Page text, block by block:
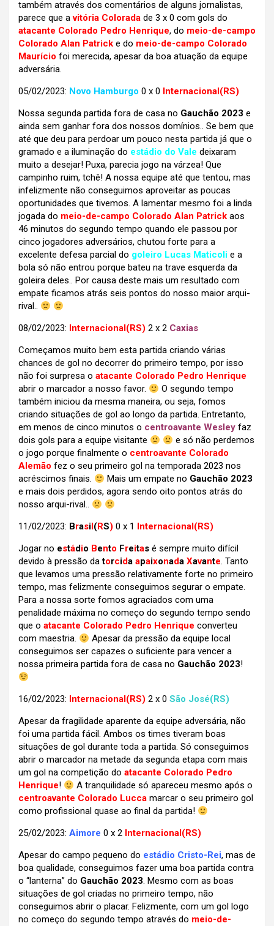
também através dos comentários de alguns jornalistas,
parece que avitória Colorada de 3 x 0 com gols do
atacante Colorado Pedro Henrique, do meio-de-campo
Colorado Alan Patrick e do meio-de-campo Colorado
Maurício foi merecida, apesar da boa atuação da equipe
adversária.
05/02/2023: Novo Hamburgo 0 x 0 Internacional(RS)
Nossa segunda partida fora de casa no Gauchão 2023 e
ainda sem ganhar fora dos nossos domínios.. Se bem que
até que deu para perdoar um pouco nesta partida já que o
gramado e a iluminação do estádio do Vale deixaram
muito a desejar! Puxa, parecia jogo na várzea! Que
campinho ruim, tchê! A nossa equipe até que tentou, mas
infelizmente não conseguimos aproveitar as poucas
oportunidades que tivemos. A lamentar mesmo foi a linda
jogada do meio-de-campo Colorado Alan Patrick aos
46 minutos do segundo tempo quando ele passou por
cinco jogadores adversários, chutou forte para a
excelente defesa parcial do goleiro Lucas Maticoli e a
bola só não entrou porque bateu na trave esquerda da
goleira deles.. Por causa deste mais um resultado com
empate ficamos atrás seis pontos do nosso maior arqui-
rival..
08/02/2023: Internacional(RS) 2 x 2 Caxias
Começamos muito bem esta partida criando várias
chances de gol no decorrer do primeiro tempo, por isso
não foi surpresa o atacante Colorado Pedro Henrique
abrir o marcador a nosso favor.
O segundo tempo
também iniciou da mesma maneira, ou seja, fomos
criando situações de gol ao longo da partida. Entretanto,
em menos de cinco minutos o centroavante Wesley faz
dois gols para a equipe visitante
e só não perdemos
o jogo porque finalmente o centroavante Colorado
Alemão fez o seu primeiro gol na temporada 2023 nos
acréscimos finais.
Mais um empate no Gauchão 2023
e mais dois perdidos, agora sendo oito pontos atrás do
nosso arqui-rival..
11/02/2023: Brasil(RS) 0 x 1 Internacional(RS)
Jogar no estádio Bento Freitas é sempre muito difícil
devido à pressão datorcida apaixonada Xavante. Tanto
que levamos uma pressão relativamente forte no primeiro
tempo, mas felizmente conseguimos segurar o empate.
Para a nossa sorte fomos agraciados com uma
penalidade máxima no começo do segundo tempo sendo
que o atacante Colorado Pedro Henrique converteu
com maestria.
Apesar da pressão da equipe local
conseguimos ser capazes o suficiente para vencer a
nossa primeira partida fora de casa no Gauchão 2023!
16/02/2023: Internacional(RS) 2 x 0 São José(RS)
Apesar da fragilidade aparente da equipe adversária, não
foi uma partida fácil. Ambos os times tiveram boas
situações de gol durante toda a partida. Só conseguimos
abrir o marcador na metade da segunda etapa com mais
um gol na competição do atacante Colorado Pedro
Henrique!
A tranquilidade só apareceu mesmo após o
centroavante Colorado Lucca marcar o seu primeiro gol
como profissional quase ao final da partida!
25/02/2023: Aimore 0 x 2 Internacional(RS)
Apesar do campo pequeno do estádio Cristo-Rei, mas de
boa qualidade, conseguimos fazer uma boa partida contra
o “lanterna” do Gauchão 2023. Mesmo com as boas
situações de gol criadas no primeiro tempo, não
conseguimos abrir o placar. Felizmente, com um gol logo
no começo do segundo tempo através do meio-de-